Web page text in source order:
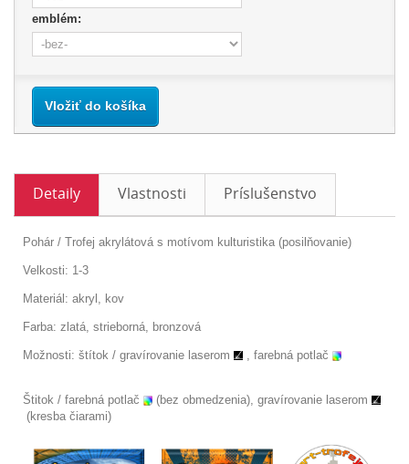
emblém:
Vložiť do košíka
Detaily Vlastnosti Príslušenstvo
Pohár / Trofej akrylátová s motívom kulturistika (posilňovanie)
Velkosti: 1-3
Materiál: akryl, kov
Farba: zlatá, strieborná, bronzová
Možnosti: štítok / gravírovanie laserom , farebná potlač
Štitok / farebná potlač
(bez obmedzenia), gravírovanie laserom
(kresba čiarami)